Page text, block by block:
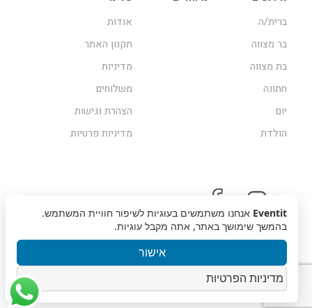
ברית/ה
בר מצווה
בת מצווה
חתונה
יום
הולדת
אודות
תקנון האתר
מדיניות
משלוחים
הצהרת נגישות
מדיניות פרטיות
זכויות שמורות © 2019, Eventit | עיצוב אתר מוזי
Eventit אנחנו משתמשים בעוגיות לשיפור חוויית המשתמש.
בהמשך שימושך באתר, אתה מקבל עוגיות.
אישור
מדיניות הפרטיות